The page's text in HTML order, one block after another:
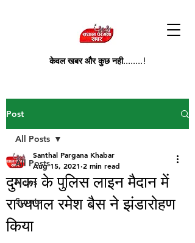
केवल खबर और कुछ नही........!
Post
All Posts
News
Sports
All Posts
दुमका के पुलिस लाइन मैदान में
राज्यपाल रमेश बैस ने झंडारोहण
किया
Santhal Pargana Khabar
Aug 15, 2021 2 min read